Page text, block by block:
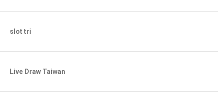
slot tri
Live Draw Taiwan